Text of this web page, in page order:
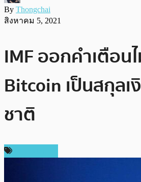
By Thongchai
สิงหาคม 5, 2021
IMF ออกคำเตือน
Bitcoin เป็นสกุลเ
ชาติ